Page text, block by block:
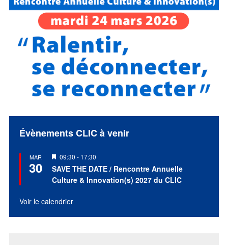
Évènements CLIC à venir
MAR
30
Mis
en
avant
09:30 - 17:30
SAVE THE DATE / Rencontre Annuelle
Culture & Innovation(s) 2027 du CLIC
Voir le calendrier